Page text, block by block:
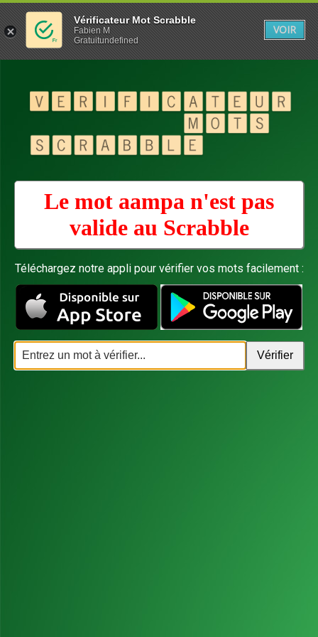
Le mot aampa n'est pas
valide au Scrabble
Téléchargez notre appli pour vérifier vos mots facilement :
Vérificateur Mot Scrabble
Fabien M
Gratuitundefined
VOIR